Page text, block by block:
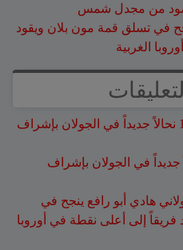
من مجدل شمس
في تسلق قمة مون بلان ويقود
الغربية
تخريج 14 نحالاً جديداً في الجولان بإشراف
نحالاً جديداً في الجولان بإشراف
هادي أبو رافع ينجح في
إلى أعلى نقطة في أوروبا